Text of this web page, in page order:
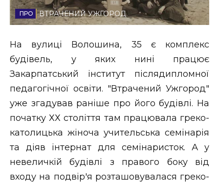
Втрачений Ужгород (відеоверсія)
ЗАКАРПАТСЬКІ НОВИНИ
НОВИНИ ЗАХІДНОЇ УКРАЇНИ
ФОТО
ВІДЕО
ВТРАЧЕНИЙ УЖГОРОД
На вулиці Волошина, 35 є комплекс
будівель, у яких нині працює
Закарпатський інститут післядипломної
педагогічної освіти. "Втрачений Ужгород"
уже згадував раніше про його будівлі. На
початку ХХ століття там працювала греко-
католицька жіноча учительська семінарія
та діяв інтернат для семінаристок. А у
невеличкій будівлі з правого боку від
входу на подвір'я розташовувалася греко-